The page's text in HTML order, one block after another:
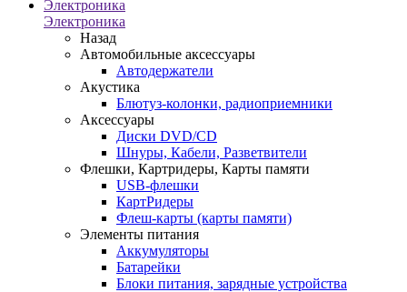
Электроника
Электроника
Назад
Автомобильные аксессуары
Автодержатели
Акустика
Блютуз-колонки, радиоприемники
Аксессуары
Диски DVD/CD
Шнуры, Кабели, Разветвители
Флешки, Картридеры, Карты памяти
USB-флешки
КартРидеры
Флеш-карты (карты памяти)
Элементы питания
Аккумуляторы
Батарейки
Блоки питания, зарядные устройства